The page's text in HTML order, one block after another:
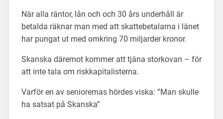
När alla räntor, lån och och 30 års underhåll är
betalda räknar man med att skattebetalarna i länet
har pungat ut med omkring 70 miljarder kronor.
Skanska däremot kommer att tjäna storkovan – för
att inte tala om riskkapitalisterna.
Varför en av seniorernas hördes viska: ”Man skulle
ha satsat på Skanska”